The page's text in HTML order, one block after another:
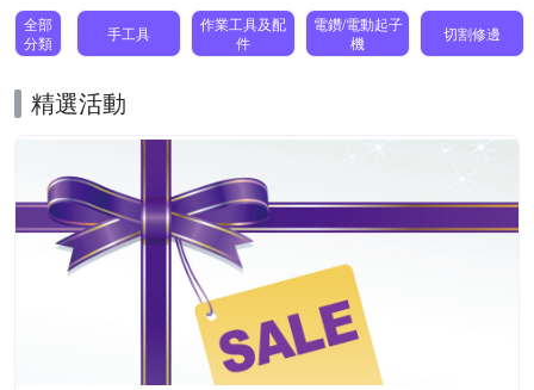
全部
分類
手工具
作業工具及配
件
電鑽/電動起子
機
切割修邊
精選活動